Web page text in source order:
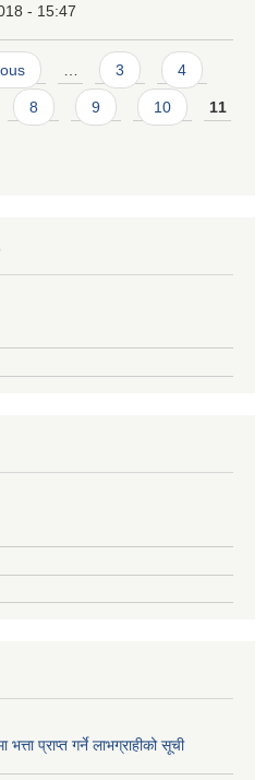
- 15:47
… 3 4
8 9 10 11
प्राप्‍त गर्ने लाभग्राहीको सूची